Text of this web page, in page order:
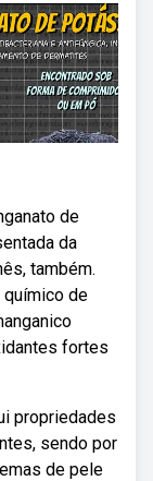
de
da
também.
químico de
fortes
propriedades
sendo por
de pele